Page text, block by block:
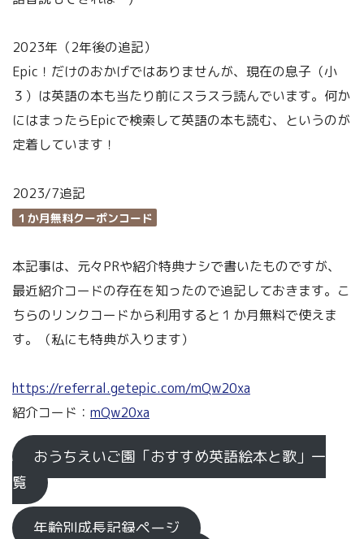
2023年（2年後の追記）
Epic！だけのおかげではありませんが、現在の息子（小
３）は英語の本も当たり前にスラスラ読んでいます。何か
にはまったらEpicで検索して英語の本も読む、というのが
定着しています！
2023/7追記
１か月無料クーポンコード
本記事は、元々PRや紹介特典ナシで書いたものですが、
最近紹介コードの存在を知ったので追記しておきます。こ
ちらのリンクコードから利用すると１か月無料で使えま
す。（私にも特典が入ります）
https://referral.getepic.com/mQw20xa
紹介コード： mQw20xa
おうちえいご園「おすすめ英語絵本と歌」一
覧
年齢別成長記録ページ